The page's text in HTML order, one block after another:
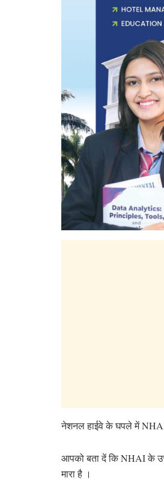
नेशनल हाईवे के घपले में NHAI
आपको बता दें कि NHAI के
मारा है ।